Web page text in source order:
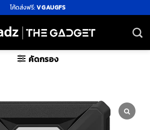
โค้ดส่งฟรี:VGAUGFS
คัดกรอง